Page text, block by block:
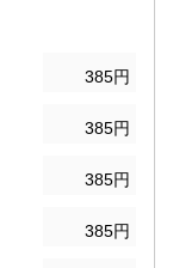
385円
385円
385円
385円